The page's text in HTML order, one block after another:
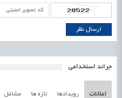
جرائد استخدامی
اعلانات رویدادها تازه ها مشاغل